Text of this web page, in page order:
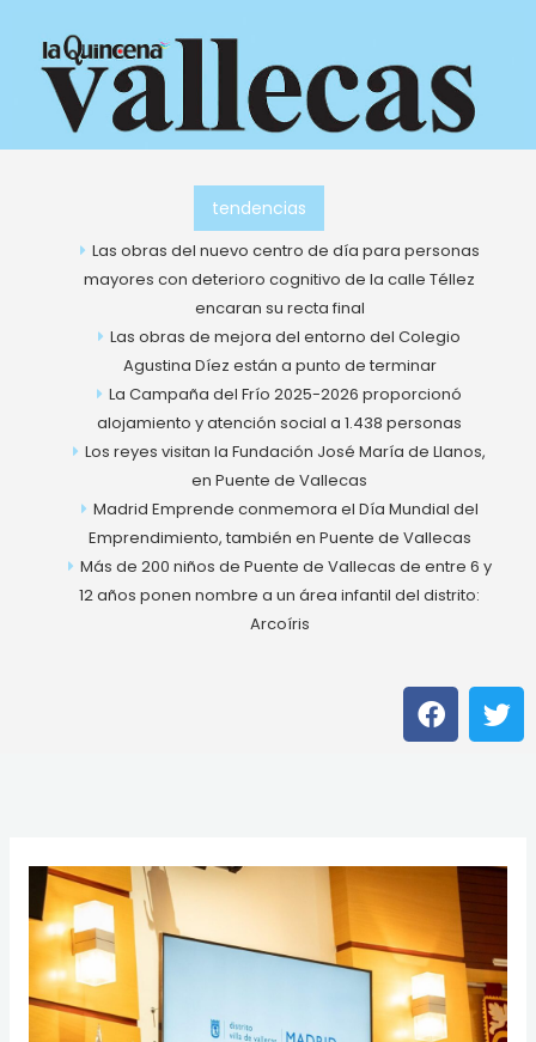
contenido
tendencias
Las obras del nuevo centro de día para personas
mayores con deterioro cognitivo de la calle Téllez
encaran su recta final
Las obras de mejora del entorno del Colegio
Agustina Díez están a punto de terminar
La Campaña del Frío 2025-2026 proporcionó
alojamiento y atención social a 1.438 personas
Los reyes visitan la Fundación José María de Llanos,
en Puente de Vallecas
Madrid Emprende conmemora el Día Mundial del
Emprendimiento, también en Puente de Vallecas
Más de 200 niños de Puente de Vallecas de entre 6 y
12 años ponen nombre a un área infantil del distrito:
Arcoíris
F
a
c
o
k
T
w
i
r